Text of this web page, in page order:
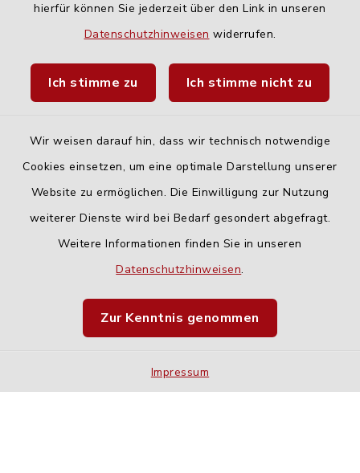
hierfür können Sie jederzeit über den Link in unseren
Datenschutzhinweisen widerrufen.
Ich stimme zu Ich stimme nicht zu
Wir weisen darauf hin, dass wir technisch notwendige
Cookies einsetzen, um eine optimale Darstellung unserer
Website zu ermöglichen. Die Einwilligung zur Nutzung
weiterer Dienste wird bei Bedarf gesondert abgefragt.
Weitere Informationen finden Sie in unseren
Datenschutzhinweisen.
Zur Kenntnis genommen
Impressum
Quicklinks
Fahrplanauskunft DING
Barrierefreiheit
Impressum
Sitemap